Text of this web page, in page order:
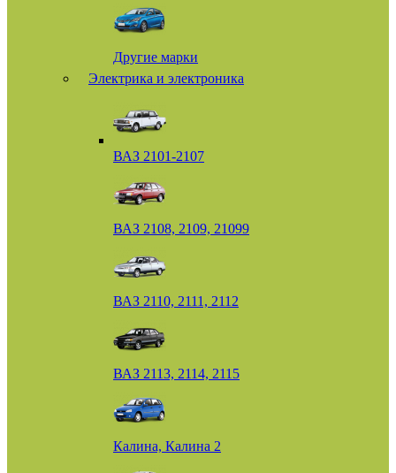
Другие марки
Электрика и электроника
ВАЗ 2101-2107
ВАЗ 2108, 2109, 21099
ВАЗ 2110, 2111, 2112
ВАЗ 2113, 2114, 2115
Калина, Калина 2